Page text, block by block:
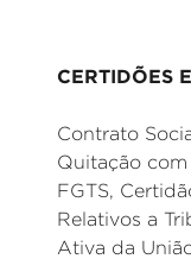
CERTIDÕES
Contrato
Quitação
FGTS,
Relativos a
Ativa da